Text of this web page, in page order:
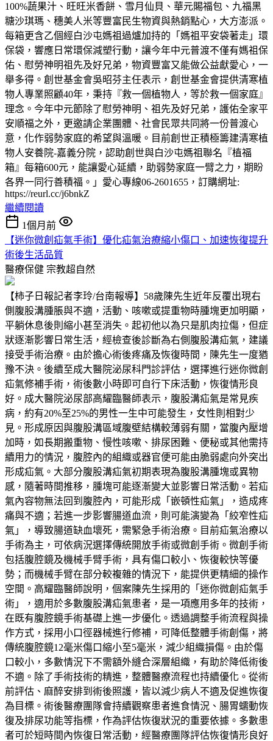
100%蔬果汁、旺旺米香餅、雪月仙貝、華元賜福包、九福黑
糖沙琪瑪、穗美人米等豐富民生物資與熱銷點心，大方澎派。
每箱更含乙個經白沙屯媽祖過爐加持的「媽祖平安袋著走」環
保袋，響應日常環保減塑行動，讓今年中元普渡不僅有媽祖保
佑、慰勞神明祖先及好兄弟，物資豐富又能做公益獻愛心，一
舉多得。創世基金會吳昭芬主任表示，創世基金會提供清寒植
物人專業照顧40年，秉持『救一個植物人，等於救一個家庭』
理念。今年中元節除了慰勞神明、祖先及好兄弟，護佑全家平
安順福之外，更邀請企業團體、社會民眾共同將一份普渡心
意，化作弱勢家庭的希望與溫暖。目前創世正積極籌建清寒植
物人安養院-嘉義分院，認助創世與白沙屯媽祖聯名『植福
箱』每箱600元，能讓愛心延續，助弱勢家庭一臂之力，期盼
各界一同行善積福。」愛心專線06-2601655，訂購網址:
https://reurl.cc/j6bnkZ
繼續閱讀
1個月前
【迷你微創疝氣手術】優化疝氣治療縮小傷口、加速恢復提升
術後生活品質
醫療保健 宗教超自然
【柿子日報記者李玲/台南報導】58歲陳先生近年反覆出現右
側腹股溝腫脹與不適，活動、咳嗽或提重物時腫塊更加明顯，
平躺休息後則縮小甚至消失。起初他以為只是肌肉拉傷，但症
狀逐漸影響日常生活，經檢查後診斷為右側腹股溝疝氣，建議
接受手術治療。由於擔心術後疼痛及恢復時間，陳先生一度猶
豫不決。後續至成大醫院泌尿科門診評估，選擇進行迷你微創
疝氣修補手術，術後數小時即可自行下床活動，恢復情形良
好。成大醫院泌尿部高耀臨醫師表示，腹股溝疝氣是常見疾
病，約有20%至25%的男性一生中可能發生，女性則相對少
見。形成原因與腹股溝區域腹壁結構較薄弱有關，當腹內壓增
加時，如長期搬重物、慢性咳嗽、排尿困難、便秘或其他需持
續用力的情況，腹腔內的組織或器官便可能由脆弱處向外突出
形成疝氣。大部分腹股溝疝氣初期表現為腹股溝腫塊或異物
感，隨著時間推移，腫塊可能逐漸變大並影響日常活動。若疝
氣內容物無法回到腹腔內，可能形成「嵌頓性疝氣」，造成疼
痛與不適；若進一步影響腸道血流，則可能演變為「絞窄性疝
氣」，導致腸道缺血壞死，需緊急手術治療。目前疝氣治療以
手術為主，可依病況選擇傳統開放手術或微創手術。微創手術
包括腹腔鏡及機械手臂手術，具有傷口較小、恢復較快等優
勢；而機械手臂在部分較複雜的情況下，能提供更精細的操作
空間。高耀臨醫師說明，個案陳先生採用的「迷你微創疝氣手
術」，適用於多數腹股溝疝氣患者，是一項應用多年的技術，
在既有腹腔鏡手術基礎上進一步優化。透過調整手術流程與操
作方式，採用小口徑器械進行修補，可降低整體手術創傷，將
傳統腹腔鏡12毫米傷口縮小至5毫米，減少組織損傷。由於傷
口較小，多數情況下不需額外縫合深層組織，有助於降低術後
不適。除了手術技術的精進，整體醫療流程也持續優化。從術
前評估、麻醉安排到術後照護，皆以減少病人不適及促進恢復
為目標。術後醫療團隊會持續觀察患者進食情況、腸胃蠕動恢
復及排尿功能等指標，作為評估恢復狀況的重要依據。多數患
者可於短時間內恢復日常活動，經醫療團隊評估恢復情形良好